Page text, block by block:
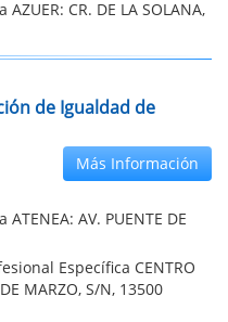
CR. DE LA SOLANA,
de Igualdad de
Más Información
AV. PUENTE DE
Específica CENTRO
MARZO, S/N, 13500